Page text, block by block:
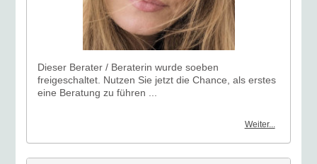
Dieser Berater / Beraterin wurde soeben
freigeschaltet. Nutzen Sie jetzt die Chance, als erstes
eine Beratung zu führen ...
Weiter...